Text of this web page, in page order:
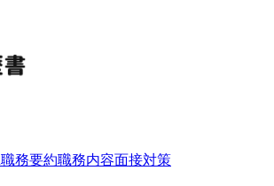
職務要約職務内容面接対策